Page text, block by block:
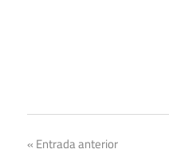
Entrada anterior